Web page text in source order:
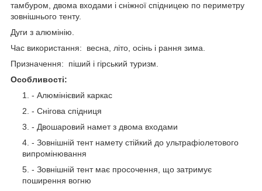
тамбуром, двома входами і сніжної спідницею по периметру
зовнішнього тенту.
Дуги з алюмінію.
Час використання: весна, літо, осінь і рання зима.
Призначення: піший і гірський туризм.
Особливості:
- Алюмінієвий каркас
- Снігова спідниця
- Двошаровий намет з двома входами
- Зовнішній тент намету стійкий до ультрафіолетового
випромінювання
- Зовнішній тент має просочення, що затримує
поширення вогню